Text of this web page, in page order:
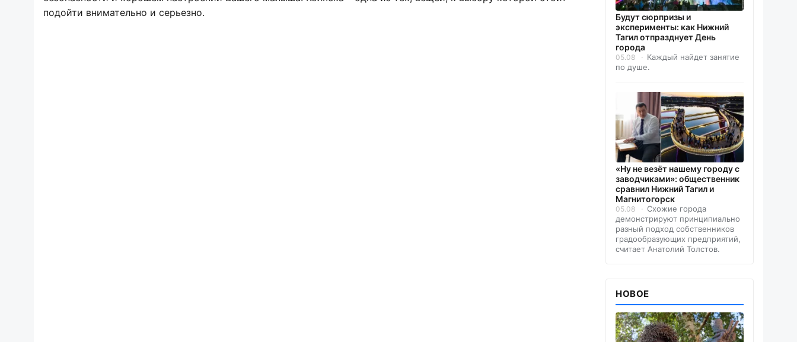
подойти внимательно и серьезно.
Будут сюрпризы и
эксперименты: как Нижний
Тагил отпразднует День
города
05.08
Каждый найдет занятие
по душе.
«Ну не везёт нашему городу с
заводчиками»: общественник
сравнил Нижний Тагил и
Магнитогорск
05.08
Схожие города
демонстрируют принципиально
разный подход собственников
градообразующих предприятий,
считает Анатолий Толстов.
НОВОЕ